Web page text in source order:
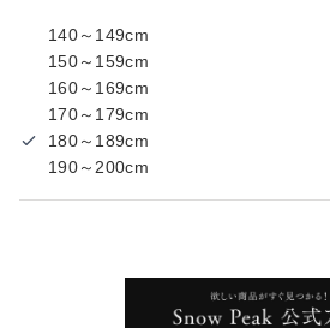
140～149cm
150～159cm
160～169cm
170～179cm
180～189cm
190～200cm